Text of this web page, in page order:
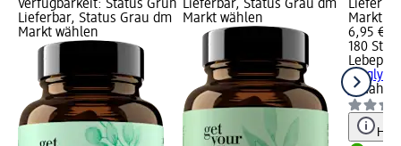
Verfügbarkeit: Status Grün
Lieferbar, Status Grau dm
Markt wählen
Lieferbar, Status Grau dm
Markt wählen
Markt
6,95 €
180 St
Lebepur
St